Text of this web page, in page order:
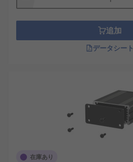
追加
データシート
在庫あり